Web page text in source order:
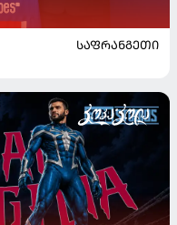
ᲡᲐᲤᲠᲐᲜᲒᲔᲗᲘ